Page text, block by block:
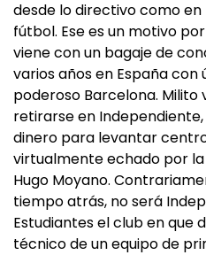
desde lo directivo como
fútbol. Ese es un motivo
viene con un bagaje de
varios años en España
poderoso Barcelona.
retirarse en
dinero para levantar
virtualmente echado por
Hugo Moyano.
tiempo atrás, no será
Estudiantes el club en
técnico de un equipo de